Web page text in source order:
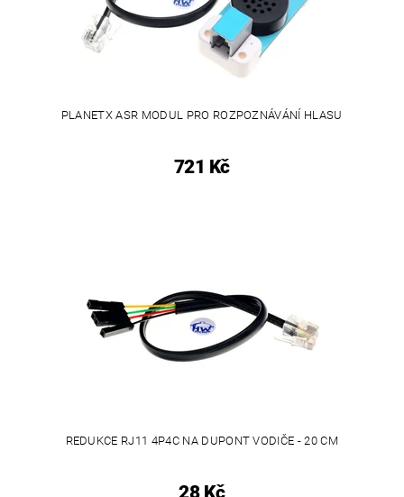
PLANETX ASR MODUL PRO ROZPOZNÁVÁNÍ HLASU
721 Kč
REDUKCE RJ11 4P4C NA DUPONT VODIČE - 20 CM